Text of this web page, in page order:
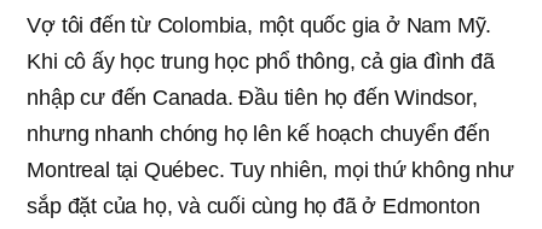
Vợ tôi đến từ Colombia, một quốc gia ở Nam Mỹ.
Khi cô ấy học trung học phổ thông, cả gia đình đã
nhập cư đến Canada. Đầu tiên họ đến Windsor,
nhưng nhanh chóng họ lên kế hoạch chuyển đến
Montreal tại Québec. Tuy nhiên, mọi thứ không như
sắp đặt của họ, và cuối cùng họ đã ở Edmonton